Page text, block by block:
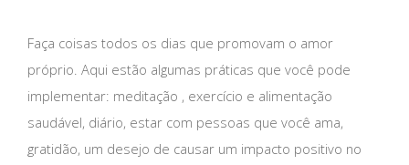
Faça coisas todos os dias que promovam o amor
próprio. Aqui estão algumas práticas que você pode
implementar: meditação , exercício e alimentação
saudável, diário, estar com pessoas que você ama,
gratidão, um desejo de causar um impacto positivo no